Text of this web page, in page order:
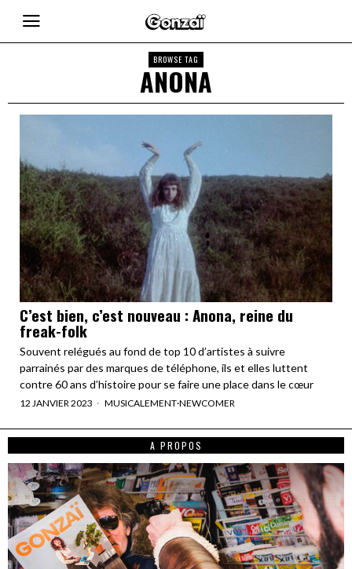
BROWSE TAG
ANONA
C’est bien, c’est nouveau : Anona, reine du
freak-folk
Souvent relégués au fond de top 10 d’artistes à suivre
parrainés par des marques de téléphone, ils et elles luttent
contre 60 ans d’histoire pour se faire une place dans le cœur
12 JANVIER 2023 MUSICALEMENT·NEWCOMER
A PROPOS